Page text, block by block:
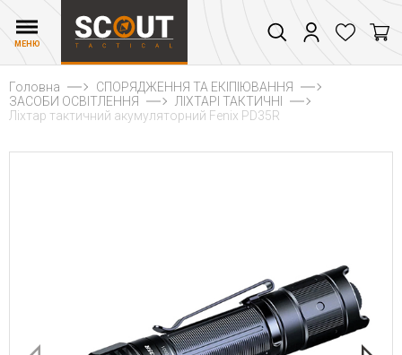
МЕНЮ
Головна
СПОРЯДЖЕННЯ ТА ЕКІПІЮВАННЯ
ЗАСОБИ ОСВІТЛЕННЯ
ЛІХТАРІ ТАКТИЧНІ
Ліхтар тактичний акумуляторний Fenix PD35R